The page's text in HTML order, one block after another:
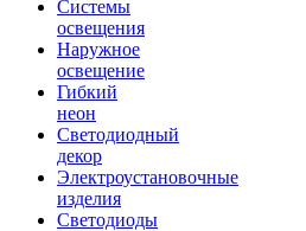
Системы
освещения
Наружное
освещение
Гибкий
неон
Светодиодный
декор
Электроустановочные
изделия
Светодиоды